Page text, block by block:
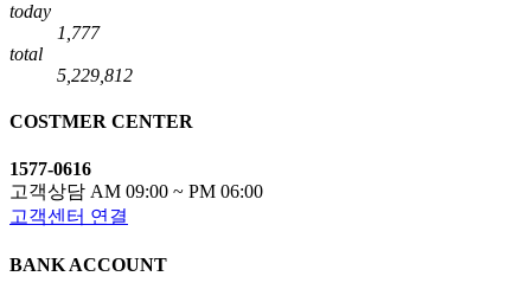
today
1,777
total
5,229,812
COSTMER CENTER
1577-0616
고객상담 AM 09:00 ~ PM 06:00
고객센터 연결
BANK ACCOUNT